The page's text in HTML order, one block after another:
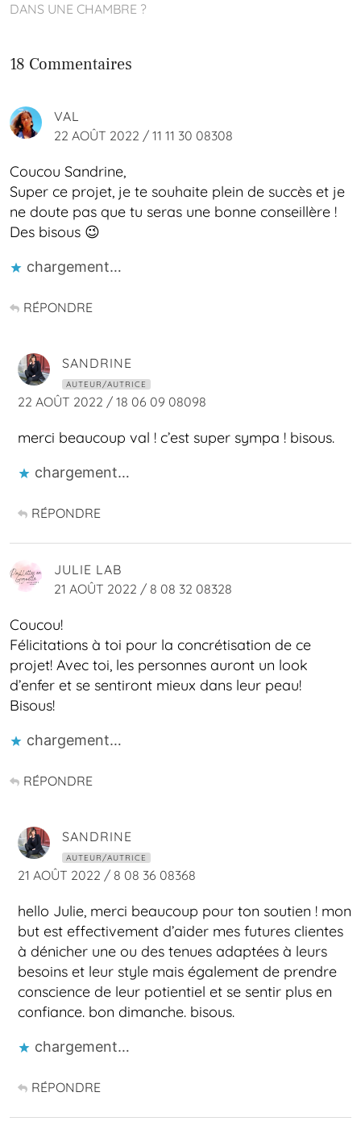
DANS UNE CHAMBRE ?
18 Commentaires
VAL
22 AOÛT 2022 / 11 11 30 08308
Coucou Sandrine,
Super ce projet, je te souhaite plein de succès et je
ne doute pas que tu seras une bonne conseillère !
Des bisous 😉
chargement…
RÉPONDRE
SANDRINE
AUTEUR/AUTRICE
22 AOÛT 2022 / 18 06 09 08098
merci beaucoup val ! c’est super sympa ! bisous.
chargement…
RÉPONDRE
JULIE LAB
21 AOÛT 2022 / 8 08 32 08328
Coucou!
Félicitations à toi pour la concrétisation de ce
projet! Avec toi, les personnes auront un look
d’enfer et se sentiront mieux dans leur peau!
Bisous!
chargement…
RÉPONDRE
SANDRINE
AUTEUR/AUTRICE
21 AOÛT 2022 / 8 08 36 08368
hello Julie, merci beaucoup pour ton soutien ! mon
but est effectivement d’aider mes futures clientes
à dénicher une ou des tenues adaptées à leurs
besoins et leur style mais également de prendre
conscience de leur potientiel et se sentir plus en
confiance. bon dimanche. bisous.
chargement…
RÉPONDRE